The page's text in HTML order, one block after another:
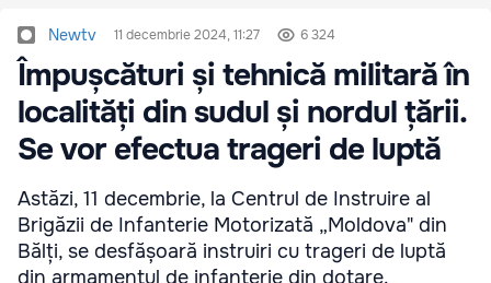
Newtv 11 decembrie 2024, 11:27 6 324
Împușcături și tehnică militară în
localități din sudul și nordul țării.
Se vor efectua trageri de luptă
Astăzi, 11 decembrie, la Centrul de Instruire al
Brigăzii de Infanterie Motorizată „Moldova" din
Bălți, se desfășoară instruiri cu trageri de luptă
din armamentul de infanterie din dotare.